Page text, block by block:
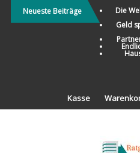
Direkt
zum
Neueste Beiträge Die
Geld
Kasse